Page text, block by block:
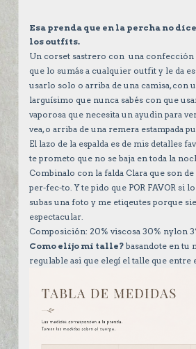
Esa prenda que en la percha no
los outfits.
Un corset sastrero con una confección
que lo sumás a cualquier outfit y le da
usarlo solo o arriba de una camisa, con
larguísimo que nunca sabés con que
vaporosa que necesita un ayudin para
vea, o arriba de una remera estampada
El lazo de la espalda es de mis detalles
te prometo que no se baja en toda la
Combinalo con la falda Clara que son
per-fec-to. Y te pido que POR FAVOR si
subas una foto y me etiqeutes porque
espectacular.
Composición: 20% viscosa 30% nylon
Como elijo mi talle? basandote en tu
regulable asi que elegí el talle que entre